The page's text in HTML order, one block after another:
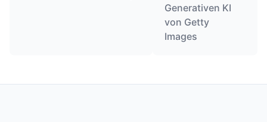
Generativen KI
von Getty
Images